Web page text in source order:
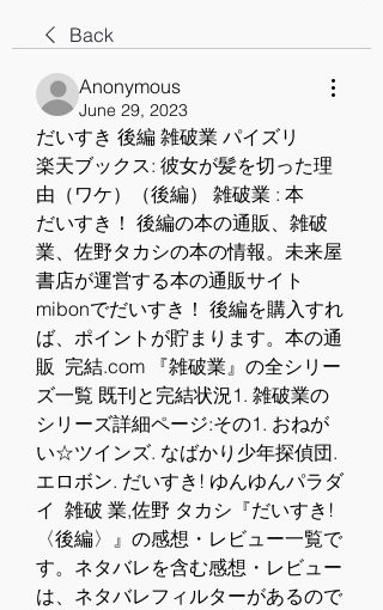
Back
Anonymous
June 29, 2023
だいすき 後編 雑破業 パイズリ
楽天ブックス: 彼女が髪を切った理
由（ワケ）（後編） 雑破業 : 本
だいすき！ 後編の本の通販、雑破
業、佐野タカシの本の情報。未来屋
書店が運営する本の通販サイト
mibonでだいすき！ 後編を購入すれ
ば、ポイントが貯まります。本の通
販  完結.com 『雑破業』の全シリー
ズ一覧 既刊と完結状況1. 雑破業の
シリーズ詳細ページ:その1. おねが
い☆ツインズ. なばかり少年探偵団.
エロボン. だいすき! ゆんゆんパラダ
イ  雑破 業,佐野 タカシ『だいすき!
〈後編〉』の感想・レビュー一覧で
す。ネタバレを含む感想・レビュー
は、ネタバレフィルターがあるので